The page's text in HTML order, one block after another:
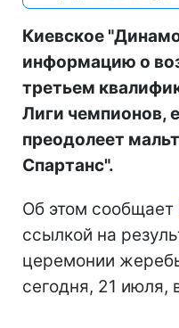
Киевское
информацию о
третьем
Лиги чемпионов,
преодолеет
Спартанс".
Об этом сообщает
ссылкой на
церемонии
сегодня, 21 июля,